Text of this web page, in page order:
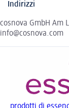
Indirizzi
cosnova GmbH Am
info@cosnova.com
prodotti di